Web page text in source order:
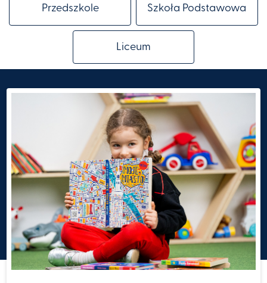
Przedszkole Szkoła Podstawowa
Liceum